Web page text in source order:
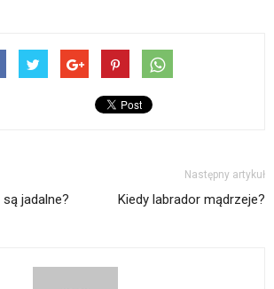
jadalne?
Następny artykuł
Kiedy labrador mądrzeje?